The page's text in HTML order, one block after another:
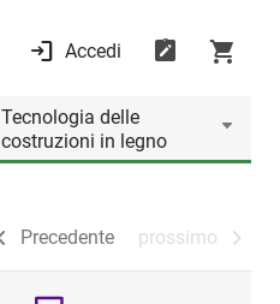
Accedi
Tecnologia delle
costruzioni in legno
Precedente prossimo
Precedente prossimo